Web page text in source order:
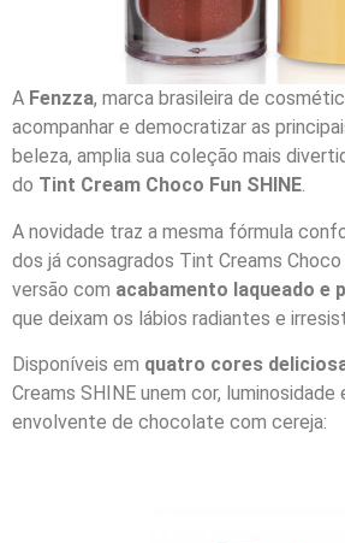
A Fenzza, marca brasileira de
acompanhar e democratizar as
beleza, amplia sua coleção mais
do Tint Cream Choco Fun SHINE.
A novidade traz a mesma fórmula
dos já consagrados Tint Creams Choco
versão com acabamento laqueado e
que deixam os lábios radiantes e
Disponíveis em quatro cores
Creams SHINE unem cor, luminosidade
envolvente de chocolate com cereja: